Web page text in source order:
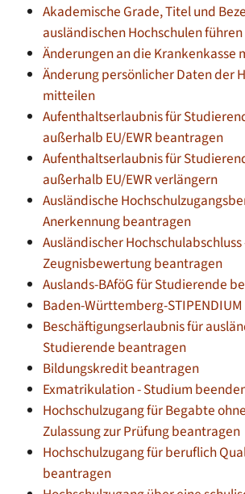
Akademische Grade, Titel und
ausländischen Hochschulen führen
Änderungen an die Krankenkasse
Änderung persönlicher Daten der
mitteilen
Aufenthaltserlaubnis für
außerhalb EU/EWR beantragen
Aufenthaltserlaubnis für
außerhalb EU/EWR verlängern
Ausländische
Anerkennung beantragen
Ausländischer Hochschulabschluss
Zeugnisbewertung beantragen
Auslands-BAföG für Studierende
Baden-Württemberg-
Beschäftigungserlaubnis für
Studierende beantragen
Bildungskredit beantragen
Exmatrikulation - Studium
Hochschulzugang für Begabte
Zulassung zur Prüfung beantragen
Hochschulzugang für beruflich
beantragen